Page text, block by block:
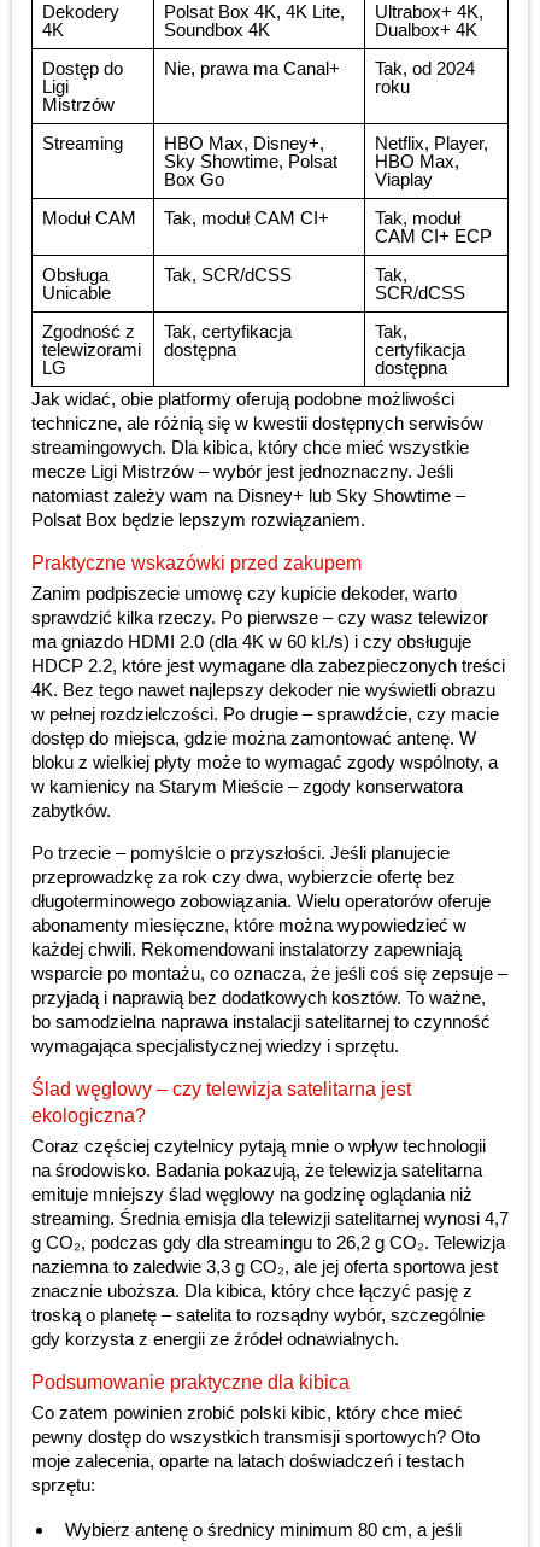
Dekodery
4K
Polsat Box 4K, 4K Lite,
Soundbox 4K
Ultrabox+ 4K,
Dualbox+ 4K
Dostęp do
Ligi
Mistrzów
Nie, prawa ma Canal+
Tak, od 2024
roku
Streaming
HBO Max, Disney+,
Sky Showtime, Polsat
Box Go
Netflix, Player,
HBO Max,
Viaplay
Moduł CAM
Tak, moduł CAM CI+
Tak, moduł
CAM CI+ ECP
Obsługa
Unicable
Tak, SCR/dCSS
Tak,
SCR/dCSS
Zgodność z
telewizorami
LG
Tak, certyfikacja
dostępna
Tak,
certyfikacja
dostępna
Jak widać, obie platformy oferują podobne możliwości
techniczne, ale różnią się w kwestii dostępnych serwisów
streamingowych. Dla kibica, który chce mieć wszystkie
mecze Ligi Mistrzów – wybór jest jednoznaczny. Jeśli
natomiast zależy wam na Disney+ lub Sky Showtime –
Polsat Box będzie lepszym rozwiązaniem.
Praktyczne wskazówki przed zakupem
Zanim podpiszecie umowę czy kupicie dekoder, warto
sprawdzić kilka rzeczy. Po pierwsze – czy wasz telewizor
ma gniazdo HDMI 2.0 (dla 4K w 60 kl./s) i czy obsługuje
HDCP 2.2, które jest wymagane dla zabezpieczonych treści
4K. Bez tego nawet najlepszy dekoder nie wyświetli obrazu
w pełnej rozdzielczości. Po drugie – sprawdźcie, czy macie
dostęp do miejsca, gdzie można zamontować antenę. W
bloku z wielkiej płyty może to wymagać zgody wspólnoty, a
w kamienicy na Starym Mieście – zgody konserwatora
zabytków.
Po trzecie – pomyślcie o przyszłości. Jeśli planujecie
przeprowadzkę za rok czy dwa, wybierzcie ofertę bez
długoterminowego zobowiązania. Wielu operatorów oferuje
abonamenty miesięczne, które można wypowiedzieć w
każdej chwili. Rekomendowani instalatorzy zapewniają
wsparcie po montażu, co oznacza, że jeśli coś się zepsuje –
przyjadą i naprawią bez dodatkowych kosztów. To ważne,
bo samodzielna naprawa instalacji satelitarnej to czynność
wymagająca specjalistycznej wiedzy i sprzętu.
Ślad węglowy – czy telewizja satelitarna jest
ekologiczna?
Coraz częściej czytelnicy pytają mnie o wpływ technologii
na środowisko. Badania pokazują, że telewizja satelitarna
emituje mniejszy ślad węglowy na godzinę oglądania niż
streaming. Średnia emisja dla telewizji satelitarnej wynosi 4,7
g CO₂, podczas gdy dla streamingu to 26,2 g CO₂. Telewizja
naziemna to zaledwie 3,3 g CO₂, ale jej oferta sportowa jest
znacznie uboższa. Dla kibica, który chce łączyć pasję z
troską o planetę – satelita to rozsądny wybór, szczególnie
gdy korzysta z energii ze źródeł odnawialnych.
Podsumowanie praktyczne dla kibica
Co zatem powinien zrobić polski kibic, który chce mieć
pewny dostęp do wszystkich transmisji sportowych? Oto
moje zalecenia, oparte na latach doświadczeń i testach
sprzętu:
Wybierz antenę o średnicy minimum 80 cm, a jeśli